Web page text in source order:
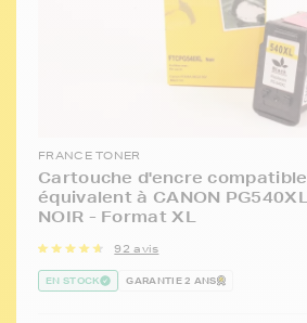
FRANCE TONER
Cartouche d'encre
équivalent à CANON
NOIR - Format XL
92 avis
EN STOCK GARANTIE 2 ANS